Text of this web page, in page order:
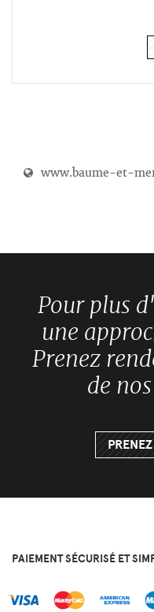
www.baume-et-
Pour plus
une
Prenez
de
PAIEMENT SÉCURISÉ ET